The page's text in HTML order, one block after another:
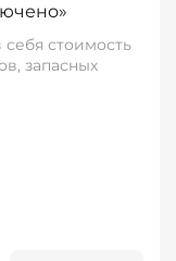
стоимость
запасных